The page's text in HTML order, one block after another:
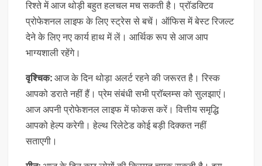
रिश्ते में आज थोड़ी बहुत हलचल मच सकती है। प्रॉडक्टिव
प्रोफेशनल लाइफ के लिए स्ट्रेस से बचें। ऑफिस में बेस्ट रिजल्ट
देने के लिए नए कार्य हाथ में लें। आर्थिक रूप से आज आप
भाग्यशाली रहेंगे।
वृश्चिक:आज के दिन थोड़ा अलर्ट रहने की जरूरत है। रिस्क
आपको डराते नहीं हैं। प्रेम संबंधी सभी प्रॉब्लम्स को सुलझाएं।
आज अपनी प्रोफेशनल लाइफ में फोकस करें। वित्तीय समृद्धि
आपको हेल्प करेगी। हेल्थ रिलेटेड कोई बड़ी दिक्कत नहीं
सताएगी।